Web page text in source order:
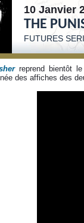
10 Janvier
THE
FUTURES
reprend bientôt
des affiches des